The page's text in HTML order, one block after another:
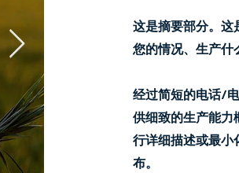
这是摘要部分。这
您的情况、生产什
经过简短的电话/
供细致的生产能力
行详细描述或最
布。